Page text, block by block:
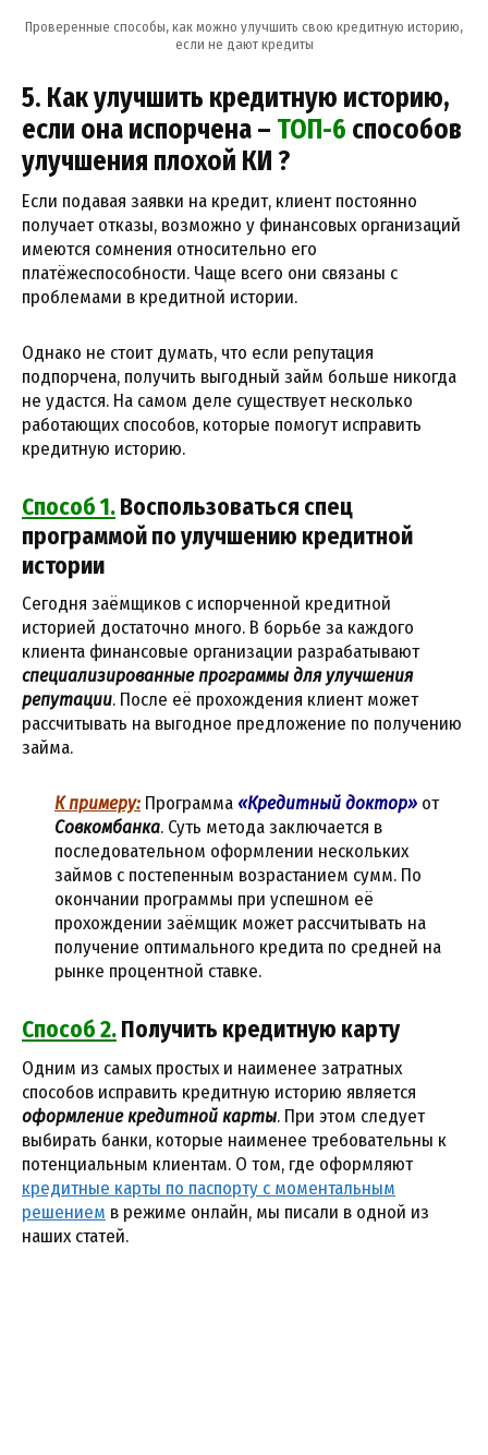
Проверенные способы, как можно улучшить свою кредитную историю,
если не дают кредиты
5. Как улучшить кредитную историю,
если она испорчена – ТОП-6 способов
улучшения плохой КИ ?
Если подавая заявки на кредит, клиент постоянно
получает отказы, возможно у финансовых организаций
имеются сомнения относительно его
платёжеспособности. Чаще всего они связаны с
проблемами в кредитной истории.
Однако не стоит думать, что если репутация
подпорчена, получить выгодный займ больше никогда
не удастся. На самом деле существует несколько
работающих способов, которые помогут исправить
кредитную историю.
Способ 1.Воспользоваться спец
программой по улучшению кредитной
истории
Сегодня заёмщиков с испорченной кредитной
историей достаточно много. В борьбе за каждого
клиента финансовые организации разрабатывают
специализированные программы для улучшения
репутации. После её прохождения клиент может
рассчитывать на выгодное предложение по получению
займа.
К примеру: Программа «Кредитный доктор» от
Совкомбанка. Суть метода заключается в
последовательном оформлении нескольких
займов с постепенным возрастанием сумм. По
окончании программы при успешном её
прохождении заёмщик может рассчитывать на
получение оптимального кредита по средней на
рынке процентной ставке.
Способ 2.Получить кредитную карту
Одним из самых простых и наименее затратных
способов исправить кредитную историю является
оформление кредитной карты. При этом следует
выбирать банки, которые наименее требовательны к
потенциальным клиентам. О том, где оформляют
кредитные карты по паспорту с моментальным
решением в режиме онлайн, мы писали в одной из
наших статей.